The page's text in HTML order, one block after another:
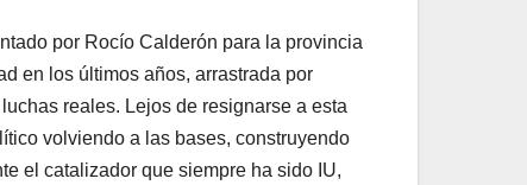
por Rocío Calderón para la provincia
en los últimos años, arrastrada por
reales. Lejos de resignarse a esta
volviendo a las bases, construyendo
el catalizador que siempre ha sido IU,